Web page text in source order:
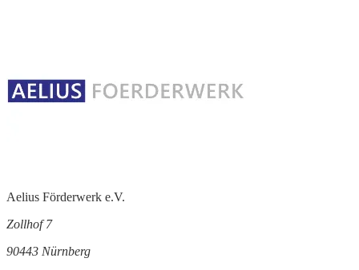
Aelius Förderwerk e.V.
Zollhof 7
90443 Nürnberg